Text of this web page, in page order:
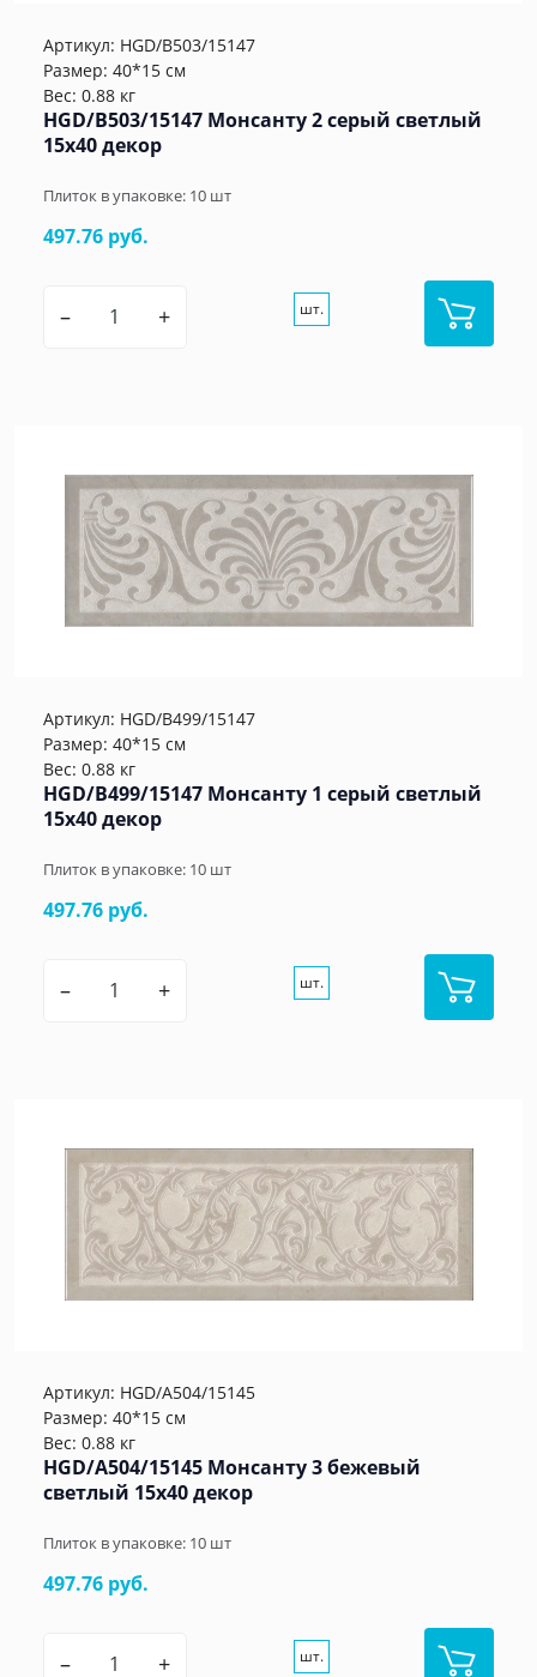
Артикул: HGD/B503/15147
Размер: 40*15 см
Вес: 0.88 кг
HGD/B503/15147 Монсанту 2 серый светлый
15х40 декор
Плиток в упаковке: 10 шт
497.76 руб.
– + шт.
Артикул: HGD/B499/15147
Размер: 40*15 см
Вес: 0.88 кг
HGD/B499/15147 Монсанту 1 серый светлый
15х40 декор
Плиток в упаковке: 10 шт
497.76 руб.
– + шт.
Артикул: HGD/A504/15145
Размер: 40*15 см
Вес: 0.88 кг
HGD/A504/15145 Монсанту 3 бежевый
светлый 15х40 декор
Плиток в упаковке: 10 шт
497.76 руб.
– + шт.